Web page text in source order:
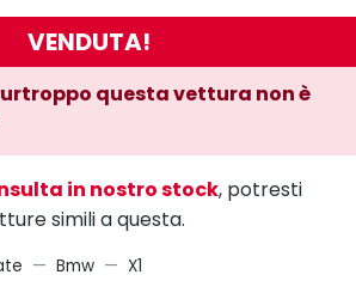
VENDUTA!
questa vettura non è
in nostro stock, potresti
simili a questa.
Bmw X1